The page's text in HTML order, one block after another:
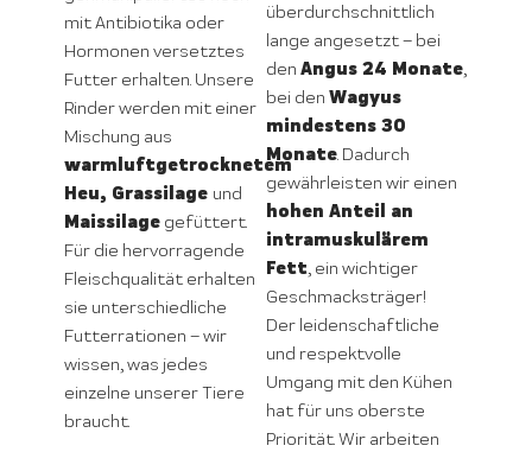
mit Antibiotika oder
Hormonen versetztes
Futter erhalten. Unsere
Rinder werden mit einer
Mischung aus
warmluftgetrocknetem
Heu, Grassilage und
Maissilagegefüttert.
Für die hervorragende
Fleischqualität erhalten
sie unterschiedliche
Futterrationen – wir
wissen, was jedes
einzelne unserer Tiere
braucht.
überdurchschnittlich
lange angesetzt – bei
den Angus 24 Monate,
bei den Wagyus
mindestens 30
Monate. Dadurch
gewährleisten wir einen
hohen Anteil an
intramuskulärem
Fett, ein wichtiger
Geschmacksträger!
Der leidenschaftliche
und respektvolle
Umgang mit den Kühen
hat für uns oberste
Priorität. Wir arbeiten